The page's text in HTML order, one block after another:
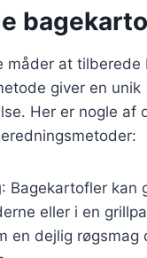
måder at
giver en unik
Her er nogle af
: Bagekartofler kan
eller i en
en dejlig røgsmag